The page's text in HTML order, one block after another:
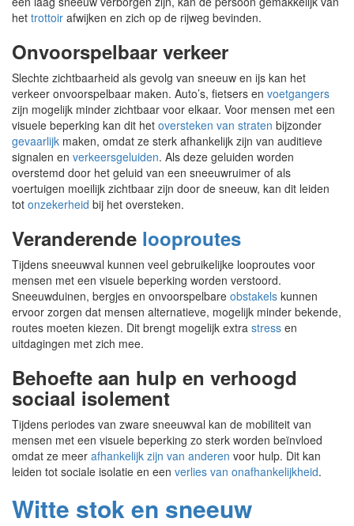
het trottoir afwijken en zich op de rijweg bevinden.
Onvoorspelbaar verkeer
Slechte zichtbaarheid als gevolg van sneeuw en ijs kan het
verkeer onvoorspelbaar maken. Auto’s, fietsers en voetgangers
zijn mogelijk minder zichtbaar voor elkaar. Voor mensen met een
visuele beperking kan dit het oversteken van straten bijzonder
gevaarlijk maken, omdat ze sterk afhankelijk zijn van auditieve
signalen en verkeersgeluiden. Als deze geluiden worden
overstemd door het geluid van een sneeuwruimer of als
voertuigen moeilijk zichtbaar zijn door de sneeuw, kan dit leiden
tot onzekerheid bij het oversteken.
Veranderende looproutes
Tijdens sneeuwval kunnen veel gebruikelijke looproutes voor
mensen met een visuele beperking worden verstoord.
Sneeuwduinen, bergjes en onvoorspelbare obstakels kunnen
ervoor zorgen dat mensen alternatieve, mogelijk minder bekende,
routes moeten kiezen. Dit brengt mogelijk extra stress en
uitdagingen met zich mee.
Behoefte aan hulp en verhoogd
sociaal isolement
Tijdens periodes van zware sneeuwval kan de mobiliteit van
mensen met een visuele beperking zo sterk worden beïnvloed
omdat ze meer afhankelijk zijn van anderen voor hulp. Dit kan
leiden tot sociale isolatie en een verlies van onafhankelijkheid.
Witte stok en sneeuw